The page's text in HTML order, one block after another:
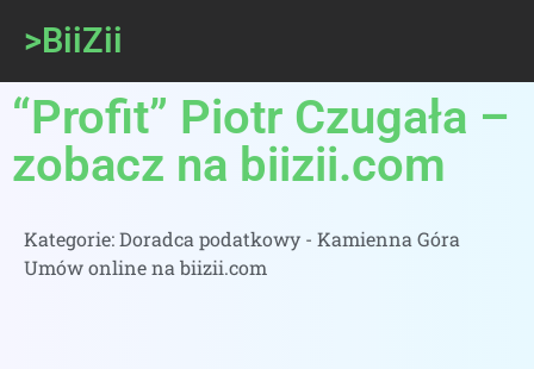
>BiiZii
“Profit” Piotr Czugała –
zobacz na biizii.com
Kategorie:Doradca podatkowy - Kamienna Góra
Umów online na biizii.com